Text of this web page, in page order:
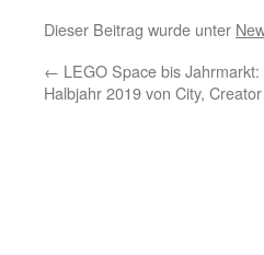
Dieser Beitrag wurde unter
← LEGO Space bis
Halbjahr 2019 von City,